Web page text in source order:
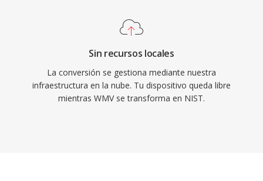
Sin recursos locales
La conversión se gestiona mediante nuestra
infraestructura en la nube. Tu dispositivo queda libre
mientras WMV se transforma en NIST.